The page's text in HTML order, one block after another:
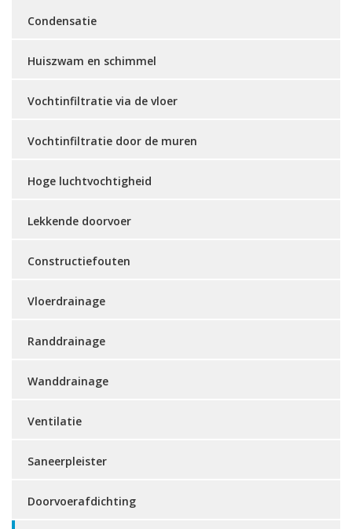
Condensatie
Huiszwam en schimmel
Vochtinfiltratie via de vloer
Vochtinfiltratie door de muren
Hoge luchtvochtigheid
Lekkende doorvoer
Constructiefouten
Vloerdrainage
Randdrainage
Wanddrainage
Ventilatie
Saneerpleister
Doorvoerafdichting